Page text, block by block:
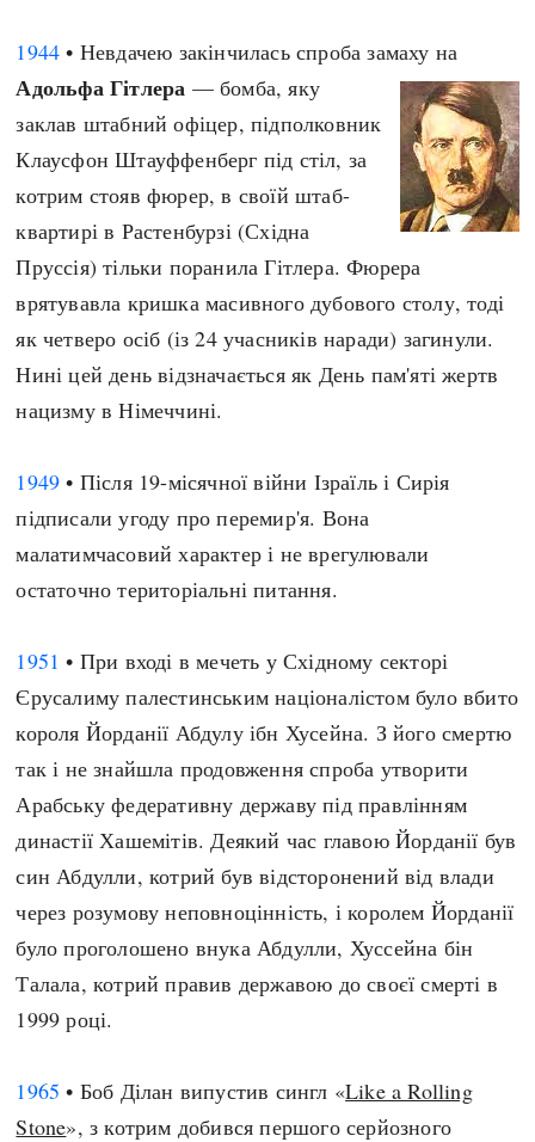
1944 • Невдачею закінчилась спроба замаху на
Адольфа Гітлера — бомба, яку
заклав штабний офіцер, підполковник
Клаусфон Штауффенберг під стіл, за
котрим стояв фюрер, в своїй штаб-
квартирі в Растенбурзі (Східна
Пруссія) тільки поранила Гітлера. Фюрера
врятувавла кришка масивного дубового столу, тоді
як четверо осіб (із 24 учасників наради) загинули.
Нині цей день відзначається як День пам'яті жертв
нацизму в Німеччині.
1949 • Після 19-місячної війни Ізраїль і Сирія
підписали угоду про перемир'я. Вона
малатимчасовий характер і не врегулювали
остаточно територіальні питання.
1951 • При вході в мечеть у Східному секторі
Єрусалиму палестинським націоналістом було вбито
короля Йорданії Абдулу ібн Хусейна. З його смертю
так і не знайшла продовження спроба утворити
Арабську федеративну державу під правлінням
династії Хашемітів. Деякий час главою Йорданії був
син Абдулли, котрий був відсторонений від влади
через розумову неповноцінність, і королем Йорданії
було проголошено внука Абдулли, Хуссейна бін
Талала, котрий правив державою до своєї смерті в
1999 році.
1965 • Боб Ділан випустив сингл «Like a Rolling
Stone», з котрим добився першого серйозного